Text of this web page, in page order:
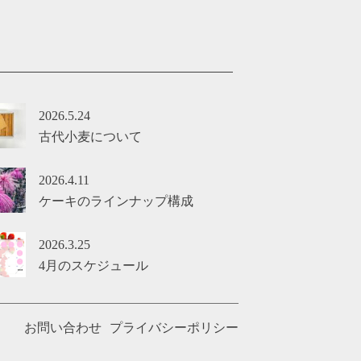
2026.5.24
古代小麦について
2026.4.11
ケーキのラインナップ構成
2026.3.25
4月のスケジュール
お問い合わせ プライバシーポリシー